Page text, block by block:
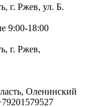
г. Ржев, ул. Б.
9:00-18:00
г. Ржев,
Оленинский